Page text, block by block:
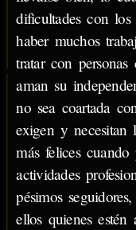
dificultades con los
haber muchos
tratar con personas
aman su
no sea coartada
exigen y necesitan
más felices
actividades
pésimos
ellos quienes